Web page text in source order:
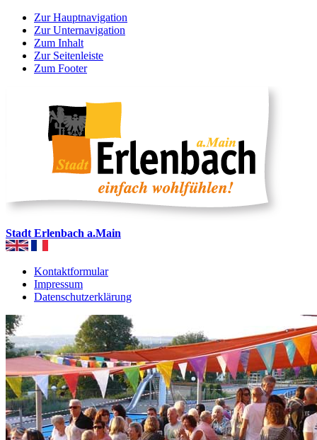
Zur Hauptnavigation
Zur Unternavigation
Zum Inhalt
Zur Seitenleiste
Zum Footer
Stadt Erlenbach a.Main
Kontaktformular
Impressum
Datenschutzerklärung